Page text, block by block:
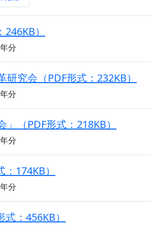
）
分
究会（PDF形式：232KB）
分
（PDF形式：218KB）
分
174KB）
分
：456KB）